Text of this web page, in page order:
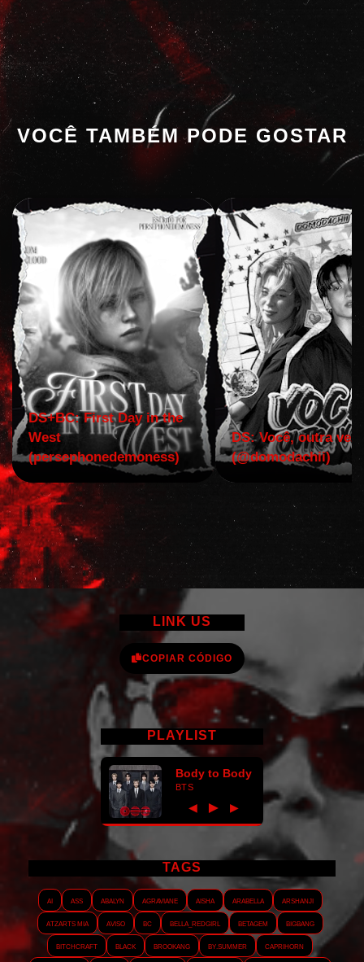
VOCÊ TAMBÉM PODE GOSTAR
DS+BC: First Day in the
West
(persephonedemoness)
DS: Você, outra vez!
(@domodachii)
LINK US
COPIAR CÓDIGO
PLAYLIST
Body to Body
BTS
◀ ► ▶
TAGS
AI ASS Abalyn Agraviane Aisha Arabella
Arshanji
Atzarts Mia
Aviso BC Bella_RedGirl Betagem
Bigbang
Bitchcraft
Black Brookang By.summer Caprihorn